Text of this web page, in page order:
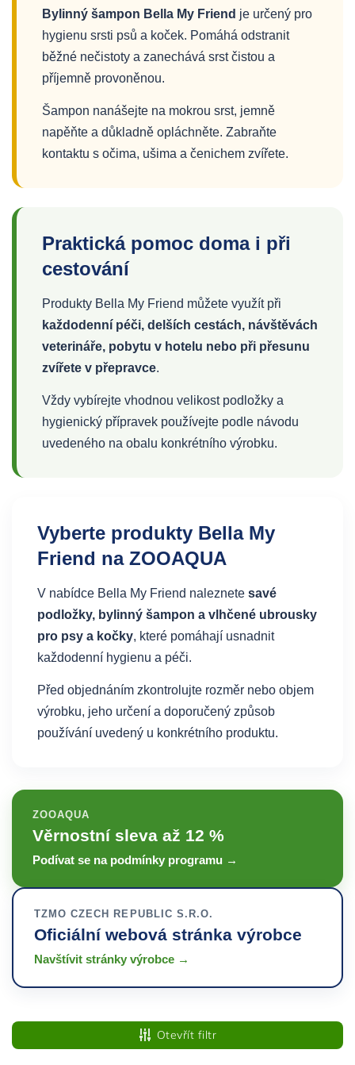
Bylinný šampon Bella My Friend je určený pro
hygienu srsti psů a koček. Pomáhá odstranit
běžné nečistoty a zanechává srst čistou a
příjemně provoněnou.
Šampon nanášejte na mokrou srst, jemně
napěňte a důkladně opláchněte. Zabraňte
kontaktu s očima, ušima a čenichem zvířete.
Praktická pomoc doma i při
cestování
Produkty Bella My Friend můžete využít při
každodenní péči, delších cestách, návštěvách
veterináře, pobytu v hotelu nebo při přesunu
zvířete v přepravce.
Vždy vybírejte vhodnou velikost podložky a
hygienický přípravek používejte podle návodu
uvedeného na obalu konkrétního výrobku.
Vyberte produkty Bella My
Friend na ZOOAQUA
V nabídce Bella My Friend naleznete savé
podložky, bylinný šampon a vlhčené ubrousky
pro psy a kočky, které pomáhají usnadnit
každodenní hygienu a péči.
Před objednáním zkontrolujte rozměr nebo objem
výrobku, jeho určení a doporučený způsob
používání uvedený u konkrétního produktu.
ZOOAQUA
Věrnostní sleva až 12 %
Podívat se na podmínky programu →
TZMO CZECH REPUBLIC S.R.O.
Oficiální webová stránka výrobce
Navštívit stránky výrobce →
Otevřít filtr